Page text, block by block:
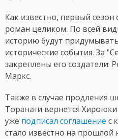
Как известно, первый
роман целиком. По всей
историю будут придумывать
исторические события. За
закреплены его создатели:
Маркс.
Также в случае продления
Торанаги вернется
уже подписал соглашение с
стало известно на прошлой